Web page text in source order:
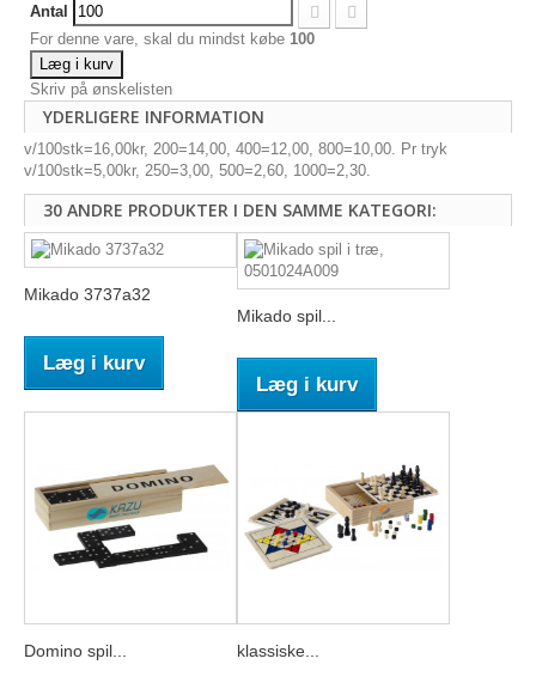
Antal
For denne vare, skal du mindst købe 100
Læg i kurv
Skriv på ønskelisten
YDERLIGERE INFORMATION
v/100stk=16,00kr, 200=14,00, 400=12,00, 800=10,00. Pr tryk
v/100stk=5,00kr, 250=3,00, 500=2,60, 1000=2,30.
30 ANDRE PRODUKTER I DEN SAMME KATEGORI:
Mikado 3737a32
Læg i kurv
Mikado spil...
Læg i kurv
Domino spil... klassiske...